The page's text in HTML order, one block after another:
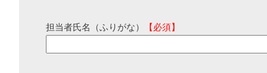
担当者氏名（ふりがな） 【必須】